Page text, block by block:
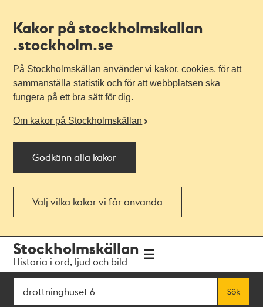
Kakor på stockholmskallan
.stockholm.se
På Stockholmskällan använder vi kakor, cookies, för att
sammanställa statistik och för att webbplatsen ska
fungera på ett bra sätt för dig.
Om kakor på Stockholmskällan
Godkänn alla kakor
Välj vilka kakor vi får använda
navigationen
huvudinnehållet
Stockholmskällan
Historia i ord, ljud och bild
Sök
Sök